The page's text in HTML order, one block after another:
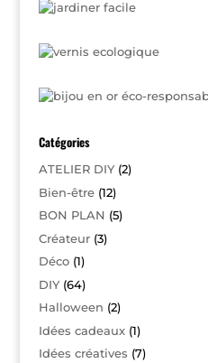
Catégories
ATELIER DIY(2)
Bien-être(12)
BON PLAN (5)
Créateur(3)
Déco(1)
DIY(64)
Halloween (2)
Idées cadeaux(1)
Idées créatives (7)